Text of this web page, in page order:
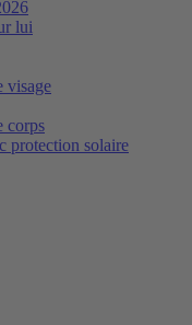
lui
visage
corps
protection solaire